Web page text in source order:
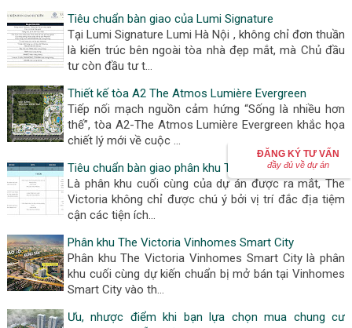
Tiêu chuẩn bàn giao của Lumi Signature
Tại Lumi Signature Lumi Hà Nội , không chỉ đơn thuần
là kiến trúc bên ngoài tòa nhà đẹp mắt, mà Chủ đầu
tư còn đầu tư t…
Thiết kế tòa A2 The Atmos Lumière Evergreen
Tiếp nối mạch nguồn cảm hứng “Sống là nhiều hơn
thế”, tòa A2-The Atmos Lumière Evergreen khắc họa
chiết lý mới về cuộc …
Tiêu chuẩn bàn giao phân khu The Victoria
Là phân khu cuối cùng của dự án được ra mắt, The
Victoria không chỉ được chú ý bởi vị trí đắc địa tiệm
cận các tiện ích…
Phân khu The Victoria Vinhomes Smart City
Phân khu The Victoria Vinhomes Smart City là phân
khu cuối cùng dự kiến chuẩn bị mở bán tại Vinhomes
Smart City vào th…
Ưu, nhược điểm khi bạn lựa chọn mua chung cư
ĐĂNG KÝ TƯ VẤN
đầy đủ về dự án